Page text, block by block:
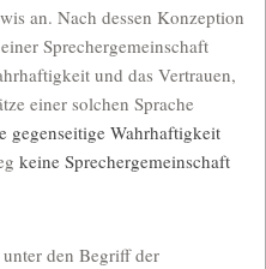
an. Nach dessen Konzeption
Sprechergemeinschaft
und das Vertrauen,
einer solchen Sprache
gegenseitige Wahrhaftigkeit
keine Sprechergemeinschaft
den Begriff der